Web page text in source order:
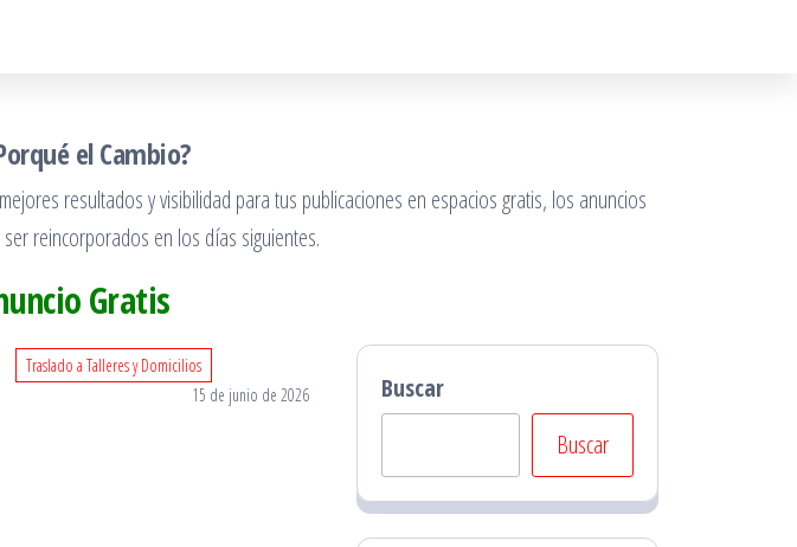
el Cambio?
resultados y visibilidad para tus publicaciones en espacios gratis, los anuncios
reincorporados en los días siguientes.
Gratis
Traslado a Talleres y Domicilios
15 de junio de 2026
Buscar
Buscar